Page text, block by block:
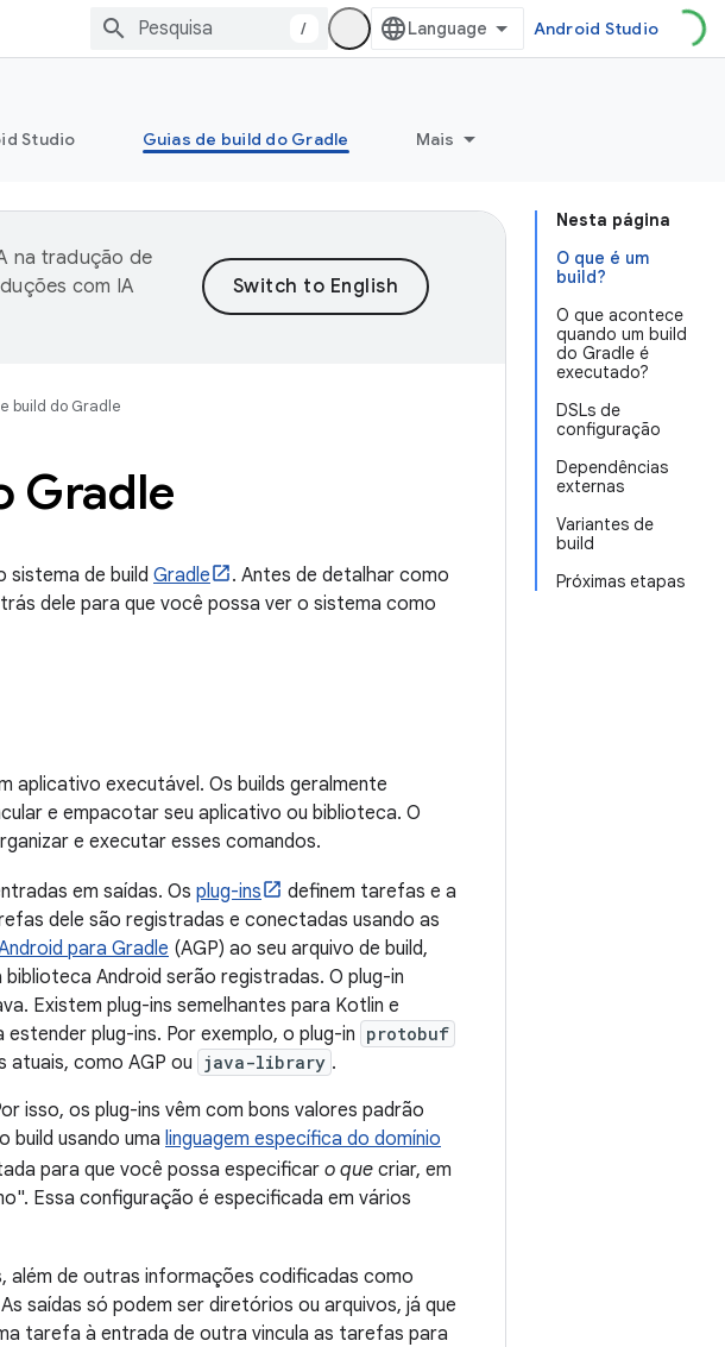
/ Android Studio
Studio Guias de build do Gradle Mais
Nesta página
O que é um
build?
O que acontece
quando um build
do Gradle é
executado?
DSLs de
configuração
Dependências
externas
Variantes de
build
Próximas etapas
na tradução de
com IA
build do Gradle
Gradle
sistema de build Gradle
. Antes de detalhar como
dele para que você possa ver o sistema como
aplicativo executável. Os builds geralmente
e empacotar seu aplicativo ou biblioteca. O
e executar esses comandos.
em saídas. Os plug-ins
definem tarefas e a
dele são registradas e conectadas usando as
para Gradle (AGP) ao seu arquivo de build,
Android serão registradas. O plug-in
Existem plug-ins semelhantes para Kotlin e
plug-ins. Por exemplo, o plug-in protobuf
como AGP ou java-library .
isso, os plug-ins vêm com bons valores padrão
build usando uma linguagem específica do domínio
para que você possa especificar o que criar, em
Essa configuração é especificada em vários
de outras informações codificadas como
saídas só podem ser diretórios ou arquivos, já que
tarefa à entrada de outra vincula as tarefas para